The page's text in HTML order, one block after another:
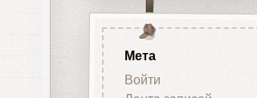
Мета
Войти